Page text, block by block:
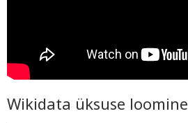
Wikidata üksuse loomine